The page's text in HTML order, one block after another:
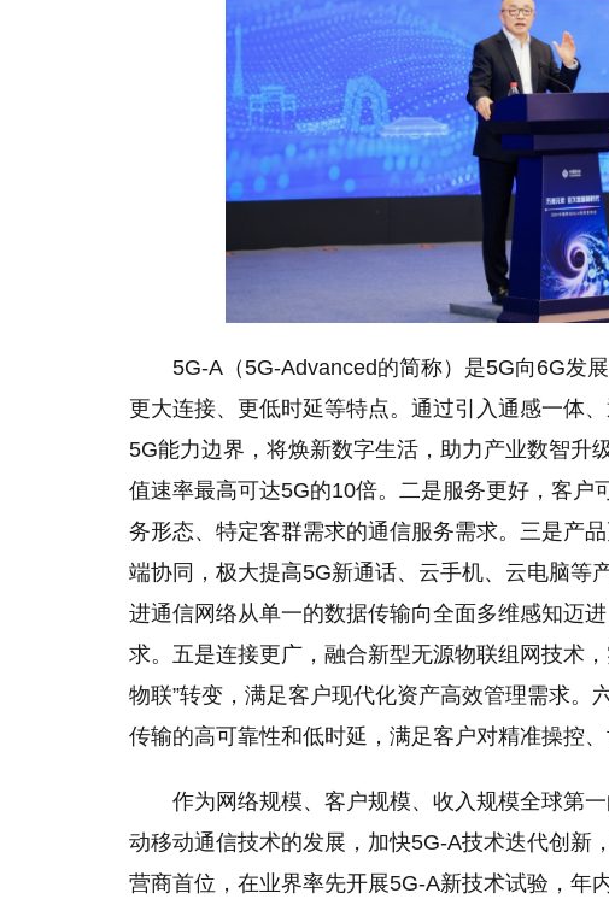
5G-A（5G-Advanced的简称）是5G向6G发
更大连接、更低时延等特点。通过引入通感一体
5G能力边界，将焕新数字生活，助力产业数智升
值速率最高可达5G的10倍。二是服务更好，客户
务形态、特定客群需求的通信服务需求。三是产
端协同，极大提高5G新通话、云手机、云电脑等
进通信网络从单一的数据传输向全面多维感知迈
求。五是连接更广，融合新型无源物联组网技术
物联”转变，满足客户现代化资产高效管理需求。
传输的高可靠性和低时延，满足客户对精准操控
作为网络规模、客户规模、收入规模全球第
动移动通信技术的发展，加快5G-A技术迭代创新
营商首位，在业界率先开展5G-A新技术试验，年